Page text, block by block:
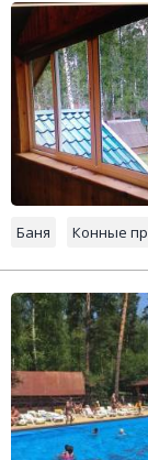
Баня Конные